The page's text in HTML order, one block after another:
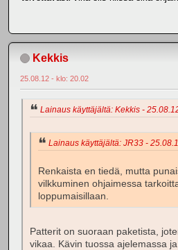
Kekkis
25.08.12 - klo: 20.02
Lainaus käyttäjältä: Kekkis -
Lainaus käyttäjältä: JR33 -
Renkaista en tiedä, mutta
vilkkuminen ohjaimessa
loppumaisillaan.
Patterit on suoraan paketista,
vikaa. Kävin tuossa ajelemassa